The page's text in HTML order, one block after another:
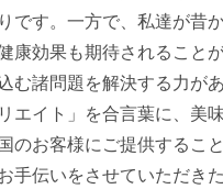
です。一方で、私達が昔
康効果も期待されること
む諸問題を解決する力が
エイト」を合言葉に、美
のお客様にご提供するこ
手伝いをさせていただき